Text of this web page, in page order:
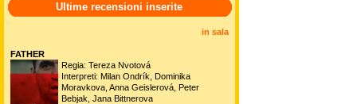
Ultime recensioni inserite
in sala
FATHER
Regia: Tereza Nvotová
Interpreti: Milan Ondrík, Dominika
Moravkova, Anna Geislerová, Peter
Bebjak, Jana Bittnerova